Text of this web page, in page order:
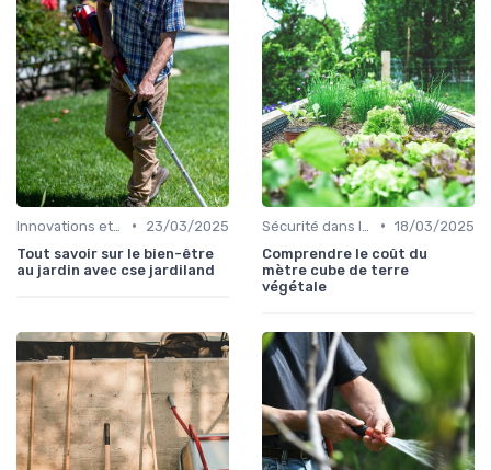
•
23/03/2025
Tout savoir sur le bien-être
au jardin avec cse jardiland
• 18/03/2025
Comprendre le coût du
mètre cube de terre
végétale